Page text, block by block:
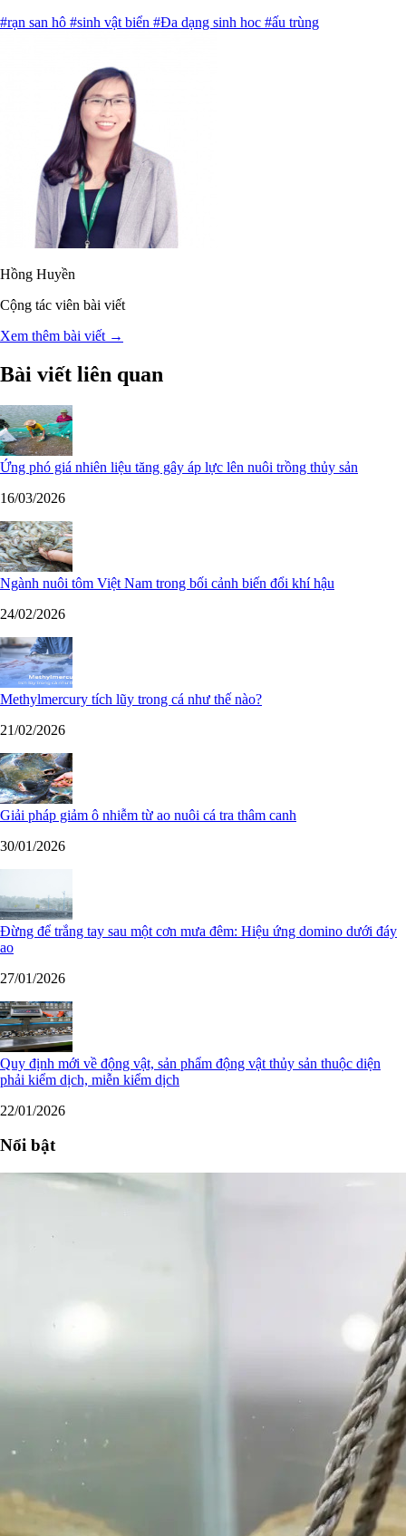
#rạn san hô #sinh vật biển #Đa dạng sinh hoc #ấu trùng
Hồng Huyền
Cộng tác viên bài viết
Xem thêm bài viết →
Bài viết liên quan
Ứng phó giá nhiên liệu tăng gây áp lực lên nuôi trồng thủy sản
16/03/2026
Ngành nuôi tôm Việt Nam trong bối cảnh biến đổi khí hậu
24/02/2026
Methylmercury tích lũy trong cá như thế nào?
21/02/2026
Giải pháp giảm ô nhiễm từ ao nuôi cá tra thâm canh
30/01/2026
Đừng để trắng tay sau một cơn mưa đêm: Hiệu ứng domino dưới đáy
ao
27/01/2026
Quy định mới về động vật, sản phẩm động vật thủy sản thuộc diện
phải kiểm dịch, miễn kiểm dịch
22/01/2026
Nổi bật